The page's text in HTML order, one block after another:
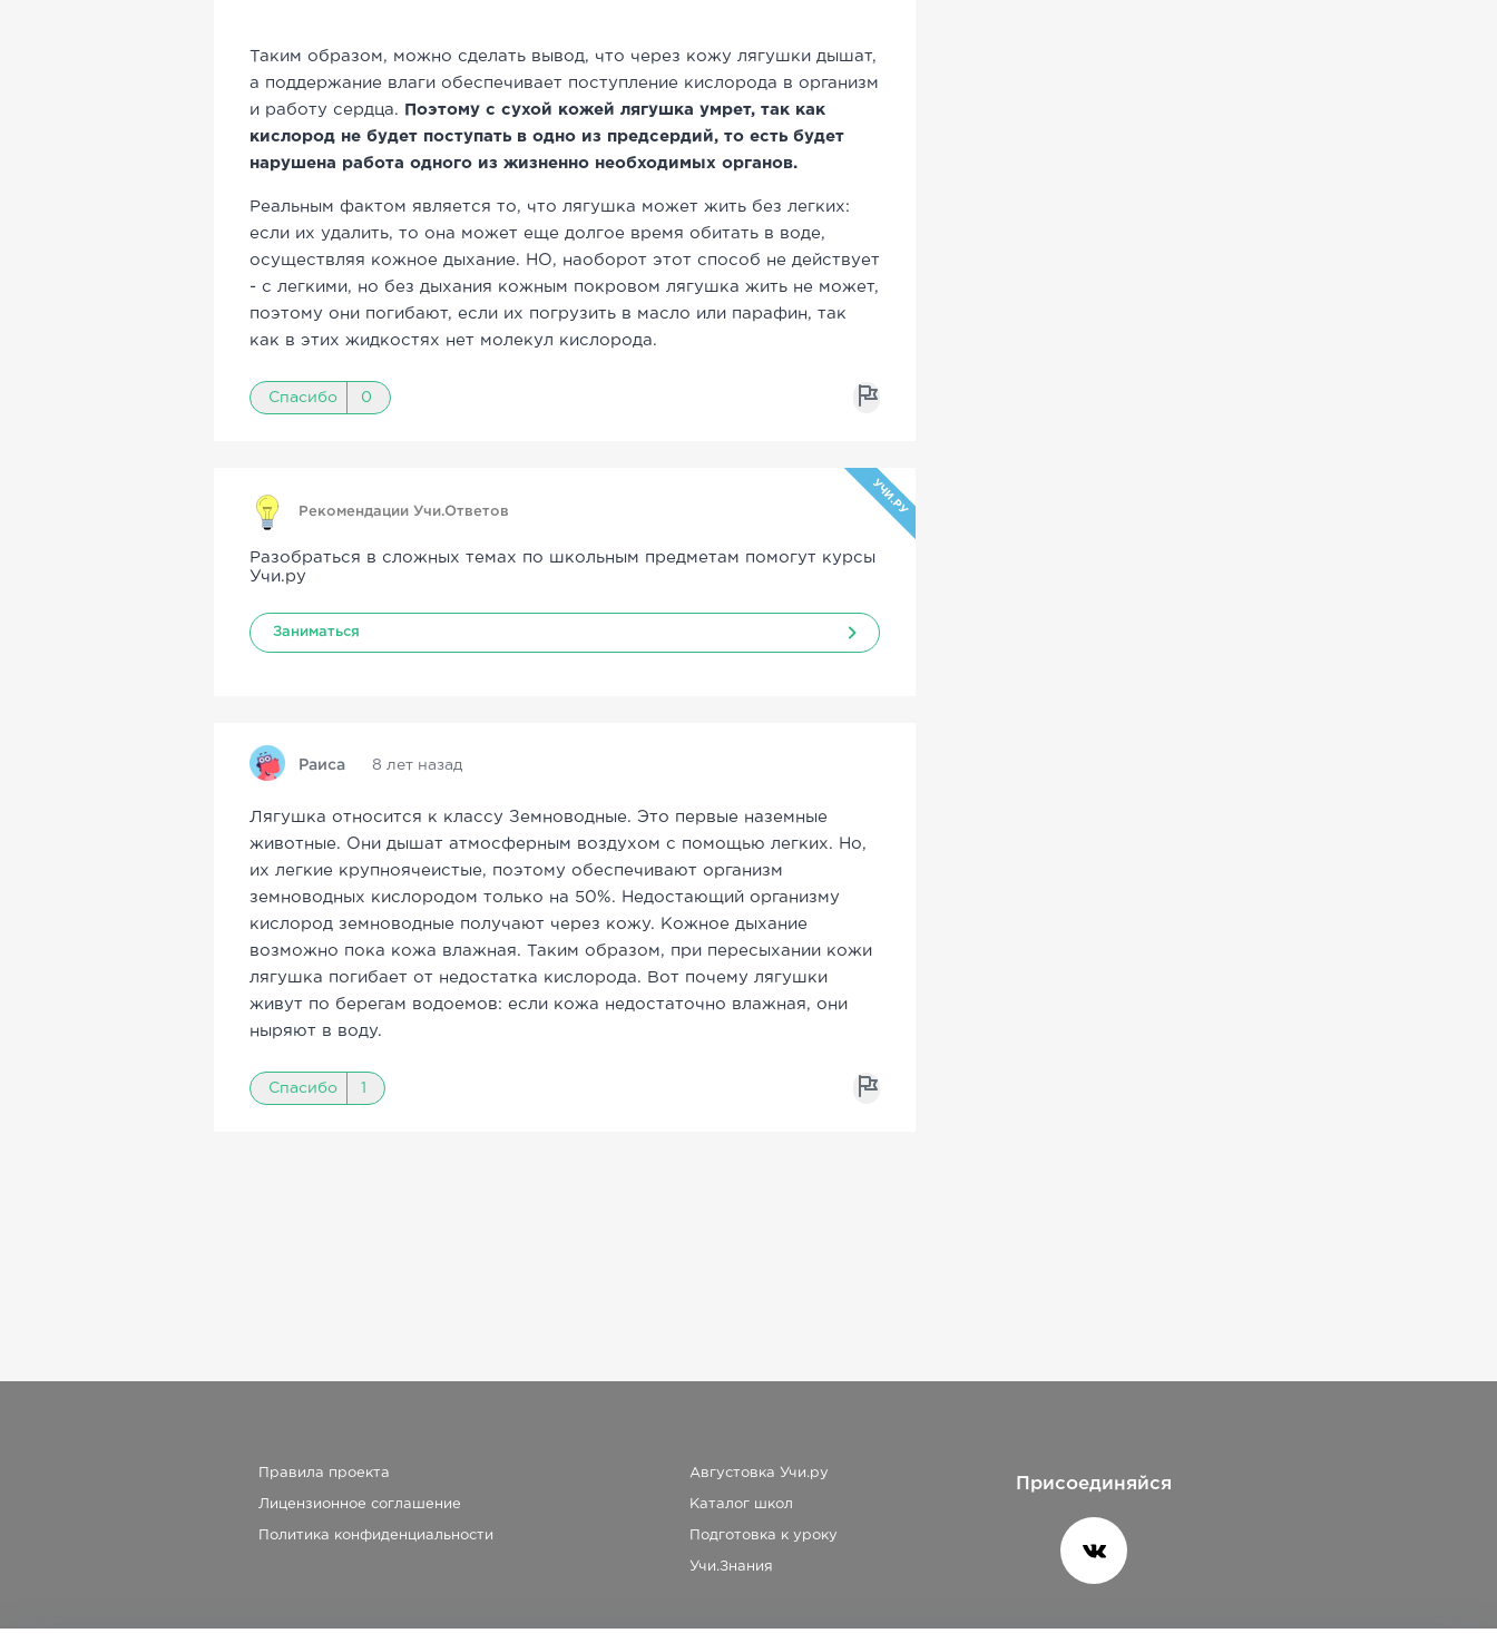
Таким образом, можно сделать вывод, что через кожу лягушки дышат,
а поддержание влаги обеспечивает поступление кислорода в организм
и работу сердца.
Поэтому с сухой кожей лягушка умрет, так как
кислород не будет поступать в одно из предсердий, то есть будет
нарушена работа одного из жизненно необходимых органов.
Реальным фактом является то, что лягушка может жить без легких:
если их удалить, то она может еще долгое время обитать в воде,
осуществляя кожное дыхание. НО, наоборот этот способ не действует
- с легкими, но без дыхания кожным покровом лягушка жить не может,
поэтому они погибают, если их погрузить в масло или парафин, так
как в этих жидкостях нет молекул кислорода.
Спасибо 0
Рекомендации Учи.Ответов УЧИ.РУ
Разобраться в сложных темах по школьным предметам помогут курсы
Учи.ру
Заниматься
Раиса 8 лет назад
Лягушка относится к классу Земноводные. Это первые наземные
животные. Они дышат атмосферным воздухом с помощью легких. Но,
их легкие крупноячеистые, поэтому обеспечивают организм
земноводных кислородом только на 50%. Недостающий организму
кислород земноводные получают через кожу. Кожное дыхание
возможно пока кожа влажная. Таким образом, при пересыхании кожи
лягушка погибает от недостатка кислорода. Вот почему лягушки
живут по берегам водоемов: если кожа недостаточно влажная, они
ныряют в воду.
Спасибо 1
Правила проекта
Лицензионное соглашение
Политика конфиденциальности
Августовка Учи.ру
Каталог школ
Подготовка к уроку
Учи.Знания
Присоединяйся